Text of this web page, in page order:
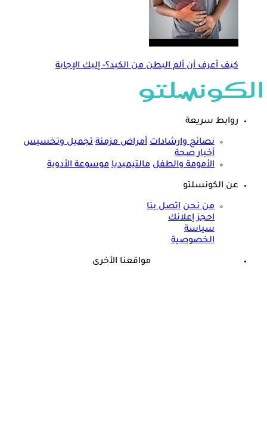
كيف أعرف أن ألم البطن من الكبد؟- إليك الإجابة
روابط سريعة
نصائح وارشادات أمراض مزمنة تجميل وتخسيس
أخبار صحة
الأمومة والطفل مالتيميديا موسوعة الأدوية
عن الكونسلتو
من نحن اتصل بنا
احجز إعلانك
سياسة
الخصوصية
مواقعنا الأخرى